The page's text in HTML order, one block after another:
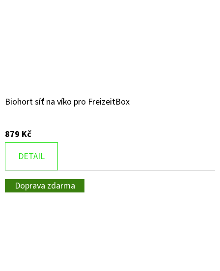
Biohort síť na víko pro FreizeitBox
879 Kč
DETAIL
Doprava zdarma